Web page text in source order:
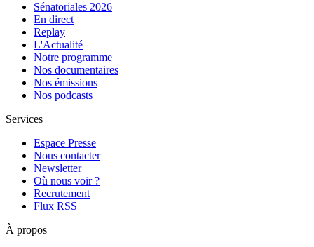
Sénatoriales 2026
En direct
Replay
L'Actualité
Notre programme
Nos documentaires
Nos émissions
Nos podcasts
Services
Espace Presse
Nous contacter
Newsletter
Où nous voir ?
Recrutement
Flux RSS
À propos